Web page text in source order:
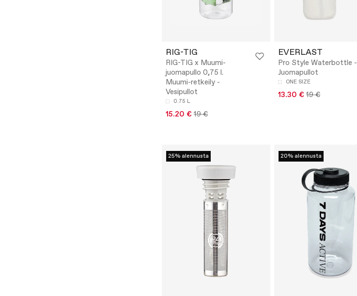
RIG-TIG
RIG-TIG x Muumi-
juomapullo 0,75 l.
Muumi-retkeily -
Vesipullot
0.75 L
15.20 € 19 €
EVERLAST
Pro Style Waterbottle -
Juomapullot
ONE SIZE
13.30 € 19 €
25% alennusta 20% alennusta